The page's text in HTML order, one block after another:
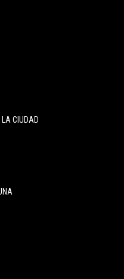
CIUDAD